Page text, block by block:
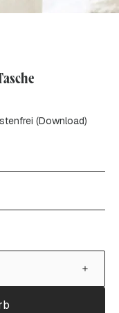
(Download)